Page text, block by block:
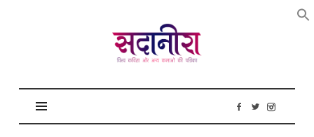
सदानीरा